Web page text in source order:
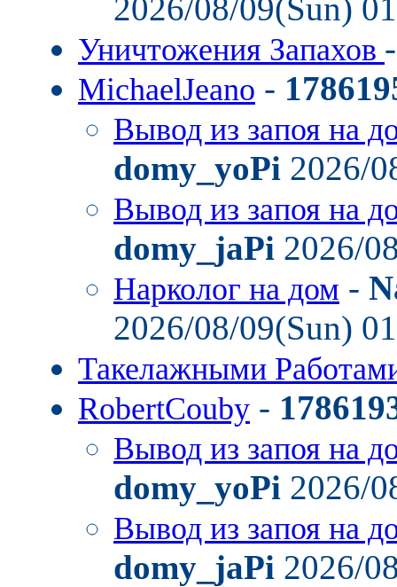
2026/08/09(Sun)
Уничтожения Запахов
MichaelJeano -
Вывод из запоя на
domy_yoPi 2026/
Вывод из запоя на
domy_jaPi 2026/
Нарколог на дом -
2026/08/09(Sun)
Такелажными
RobertCouby -
Вывод из запоя на
domy_yoPi 2026/
Вывод из запоя на
domy_jaPi 2026/